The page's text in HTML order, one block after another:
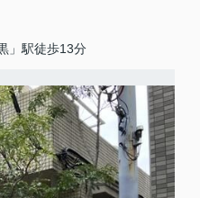
」駅徒歩13分